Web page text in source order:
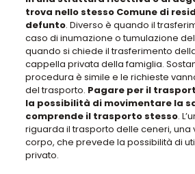
trova nello stesso Comune di
defunto. Diverso è quando il
caso di inumazione o tumulazione
quando si chiede il trasferimento
cappella privata della famiglia.
procedura è simile e le richieste
del trasporto. Pagare per il
la possibilità di movimentare la
comprende il trasporto stesso.
riguarda il trasporto delle ceneri, una
corpo, che prevede la possibilità di
privato.